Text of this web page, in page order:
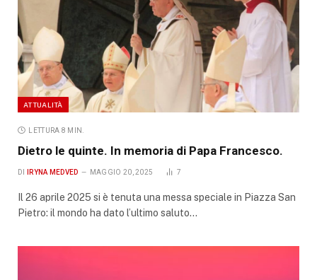
ATTUALITÀ
LETTURA 8 MIN.
Dietro le quinte. In memoria di Papa Francesco.
DI IRYNA MEDVED MAGGIO 20, 2025 7
Il 26 aprile 2025 si è tenuta una messa speciale in Piazza San
Pietro: il mondo ha dato l’ultimo saluto…